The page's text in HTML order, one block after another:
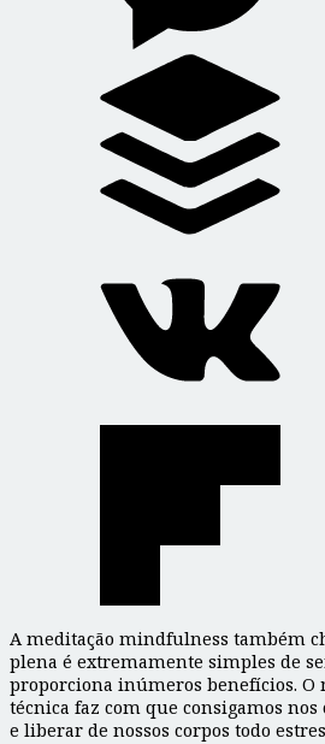
A meditação mindfulness também
plena é extremamente simples de
proporciona inúmeros benefícios. O
técnica faz com que consigamos
e liberar de nossos corpos todo